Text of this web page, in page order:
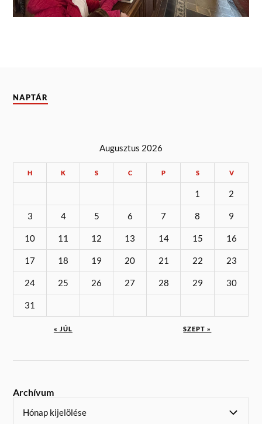
NAPTÁR
Augusztus 2026
H K S C P S V
1 2
3 4 5 6 7 8 9
10 11 12 13 14 15 16
17 18 19 20 21 22 23
24 25 26 27 28 29 30
31
« JÚL SZEPT »
Archívum